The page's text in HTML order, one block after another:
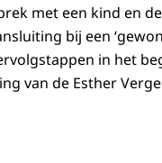
met een kind en
bij een
in het
van de Esther